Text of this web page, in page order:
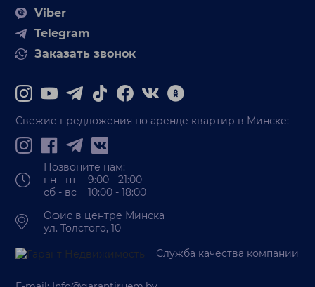
Viber
Telegram
Заказать звонок
Свежие предложения по аренде квартир в Минске:
Позвоните нам:
пн - пт 9:00 - 21:00
сб - вс 10:00 - 18:00
Офис в центре Минска
ул. Толстого, 10
Служба качества компании